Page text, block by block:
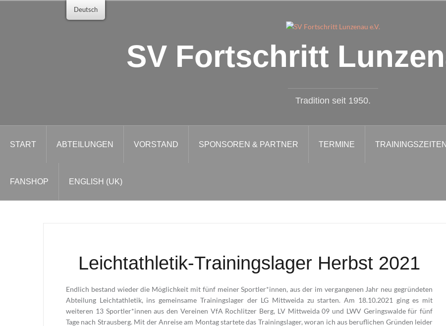
SV Fortschritt
Tradition seit 1950.
START ABTEILUNGEN VORSTAND SPONSOREN & PARTNER TERMINE TRAININGSZEITEN
FANSHOP ENGLISH (UK)
Leichtathletik-Trainingslager Herbst 2021
Endlich bestand wieder die Möglichkeit mit fünf meiner Sportler*innen, aus der im vergangenen Jahr neu gegründeten
Abteilung Leichtathletik, ins gemeinsame Trainingslager der LG Mittweida zu starten. Am 18.10.2021 ging es mit
weiteren 13 Sportler*innen aus den Vereinen VfA Rochlitzer Berg, LV Mittweida 09 und LWV Geringswalde für fünf
Tage nach Strausberg. Mit der Anreise am Montag startete das Trainingslager, woran ich aus beruflichen Gründen leider
Deutsch